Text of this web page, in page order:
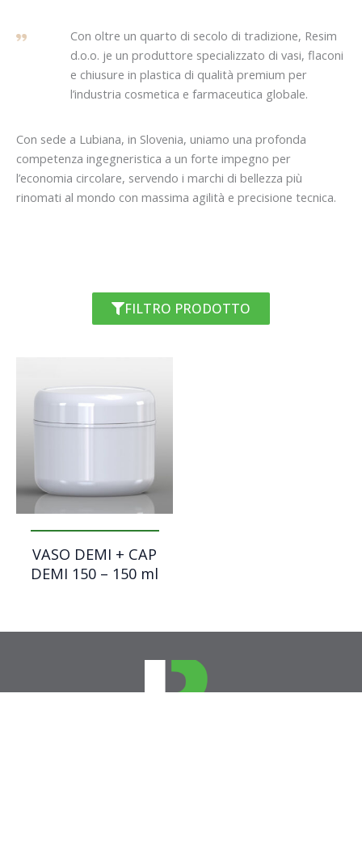
Con oltre un quarto di secolo di tradizione, Resim
d.o.o. je un produttore specializzato di vasi, flaconi
e chiusure in plastica di qualità premium per
l’industria cosmetica e farmaceutica globale.
Con sede a Lubiana, in Slovenia, uniamo una profonda
competenza ingegneristica a un forte impegno per
l’economia circolare, servendo i marchi di bellezza più
rinomati al mondo con massima agilità e precisione tecnica.
FILTRO PRODOTTO
VASO DEMI + CAP
DEMI 150 – 150 ml